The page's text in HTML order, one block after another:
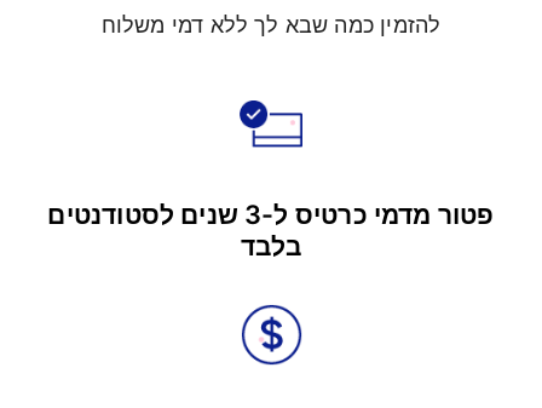
להזמין כמה שבא לך ללא דמי משלוח
פטור מדמי כרטיס ל-3 שנים לסטודנטים
בלבד